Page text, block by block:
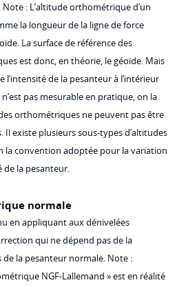
: L’altitude orthométrique d’un
la longueur de la ligne de force
La surface de référence des
est donc, en théorie, le géoïde. Mais
l’intensité de la pesanteur à l’intérieur
pas mesurable en pratique, on la
orthométriques ne peuvent pas être
Il existe plusieurs sous-types d’altitudes
la convention adoptée pour la variation
de la pesanteur.
normale
en appliquant aux dénivelées
qui ne dépend pas de la
de la pesanteur normale. Note :
NGF-Lallemand » est en réalité